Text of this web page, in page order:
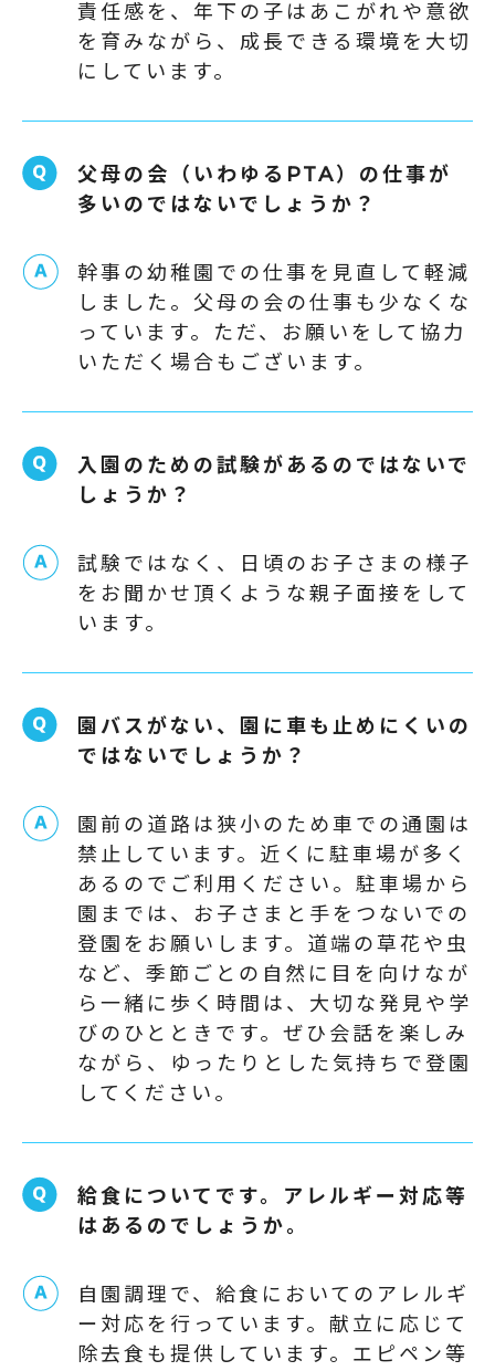
責任感を、年下の子はあこがれや意欲
を育みながら、成長できる環境を大切
にしています。
父母の会（いわゆるPTA）の仕事が
多いのではないでしょうか？
幹事の幼稚園での仕事を見直して軽減
しました。父母の会の仕事も少なくな
っています。ただ、お願いをして協力
いただく場合もございます。
入園のための試験があるのではないで
しょうか？
試験ではなく、日頃のお子さまの様子
をお聞かせ頂くような親子面接をして
います。
園バスがない、園に車も止めにくいの
ではないでしょうか？
園前の道路は狭小のため車での通園は
禁止しています。近くに駐車場が多く
あるのでご利用ください。駐車場から
園までは、お子さまと手をつないでの
登園をお願いします。道端の草花や虫
など、季節ごとの自然に目を向けなが
ら一緒に歩く時間は、大切な発見や学
びのひとときです。ぜひ会話を楽しみ
ながら、ゆったりとした気持ちで登園
してください。
給食についてです。アレルギー対応等
はあるのでしょうか。
自園調理で、給食においてのアレルギ
ー対応を行っています。献立に応じて
除去食も提供しています。エピペン等